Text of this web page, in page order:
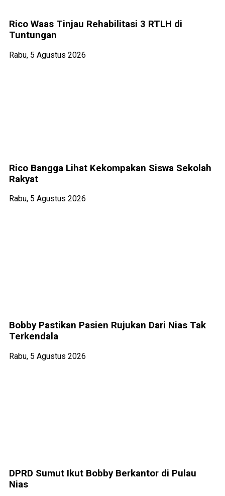
Rico Waas Tinjau Rehabilitasi 3 RTLH di
Tuntungan
Rabu, 5 Agustus 2026
Rico Bangga Lihat Kekompakan Siswa Sekolah
Rakyat
Rabu, 5 Agustus 2026
Bobby Pastikan Pasien Rujukan Dari Nias Tak
Terkendala
Rabu, 5 Agustus 2026
DPRD Sumut Ikut Bobby Berkantor di Pulau
Nias